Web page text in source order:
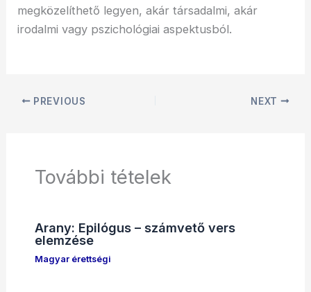
megközelíthető legyen, akár társadalmi, akár
irodalmi vagy pszichológiai aspektusból.
PREVIOUS NEXT
További tételek
Arany: Epilógus – számvető vers
elemzése
Magyar érettségi